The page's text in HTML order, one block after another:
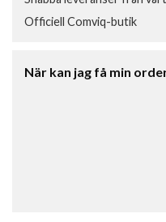
Officiell Comviq-butik
När kan jag få min